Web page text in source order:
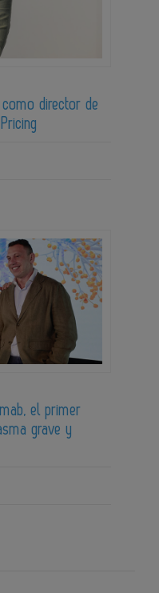
como director de
el primer
grave y